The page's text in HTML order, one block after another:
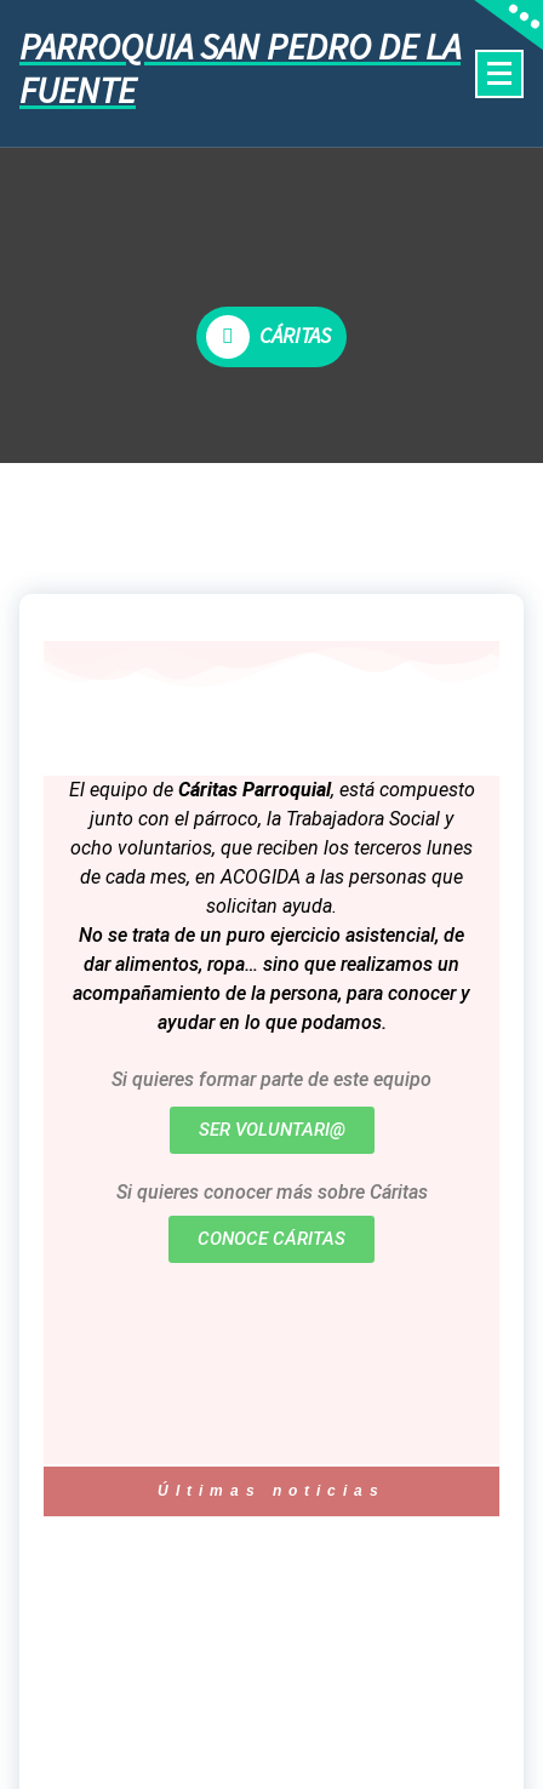
PARROQUIA SAN PEDRO DE LA
FUENTE
CÁRITAS
El equipo de Cáritas Parroquial, está compuesto
junto con el párroco, la Trabajadora Social y
ocho voluntarios, que reciben los terceros lunes
de cada mes, en ACOGIDA a las personas que
solicitan ayuda.
No se trata de un puro ejercicio asistencial, de
dar alimentos, ropa… sino que realizamos un
acompañamiento de la persona, para conocer y
ayudar en lo que podamos.
Si quieres formar parte de este equipo
SER VOLUNTARI@
Si quieres conocer más sobre Cáritas
CONOCE CÁRITAS
Últimas noticias